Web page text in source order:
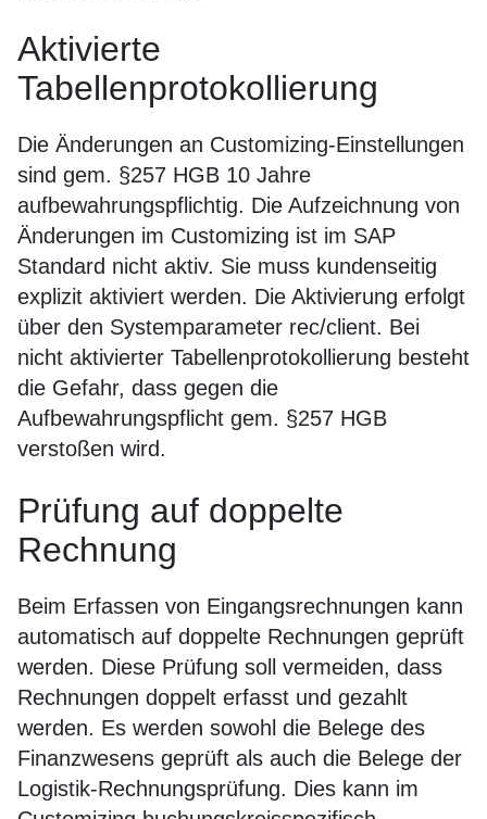
Aktivierte
Tabellenprotokollierung
Die Änderungen an Customizing-Einstellungen
sind gem. §257 HGB 10 Jahre
aufbewahrungspflichtig. Die Aufzeichnung von
Änderungen im Customizing ist im SAP
Standard nicht aktiv. Sie muss kundenseitig
explizit aktiviert werden. Die Aktivierung erfolgt
über den Systemparameter rec/client. Bei
nicht aktivierter Tabellenprotokollierung besteht
die Gefahr, dass gegen die
Aufbewahrungspflicht gem. §257 HGB
verstoßen wird.
Prüfung auf doppelte
Rechnung
Beim Erfassen von Eingangsrechnungen kann
automatisch auf doppelte Rechnungen geprüft
werden. Diese Prüfung soll vermeiden, dass
Rechnungen doppelt erfasst und gezahlt
werden. Es werden sowohl die Belege des
Finanzwesens geprüft als auch die Belege der
Logistik-Rechnungsprüfung. Dies kann im